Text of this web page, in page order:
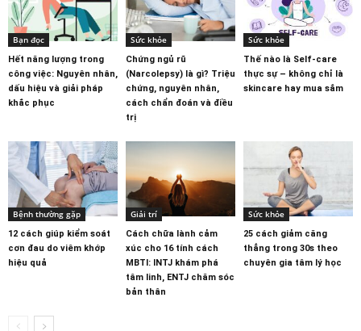
Bạn đọc
Hết năng lượng trong
công việc: Nguyên nhân,
dấu hiệu và giải pháp
khắc phục
Sức khỏe
Chứng ngủ rũ
(Narcolepsy) là gì? Triệu
chứng, nguyên nhân,
cách chẩn đoán và điều
trị
Sức khỏe
Thế nào là Self-care
thực sự – không chỉ là
skincare hay mua sắm
Bệnh thường gặp
12 cách giúp kiểm soát
cơn đau do viêm khớp
hiệu quả
Giải trí
Cách chữa lành cảm
xúc cho 16 tính cách
MBTI: INTJ khám phá
tâm linh, ENTJ chăm sóc
bản thân
Sức khỏe
25 cách giảm căng
thẳng trong 30s theo
chuyên gia tâm lý học